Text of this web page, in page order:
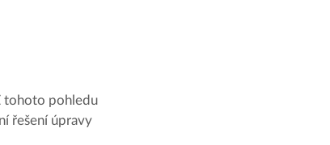
tohoto pohledu
řešení úpravy